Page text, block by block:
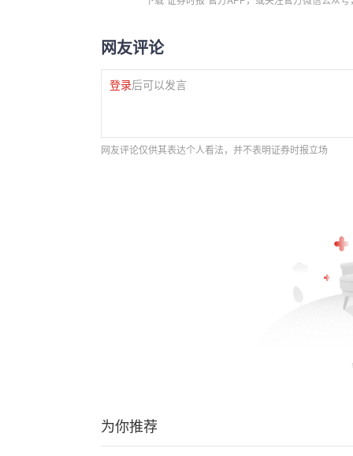
网友评论
登录后可以发言
网友评论仅供其表达个人看法，并不表明证券时报立场
为你推荐